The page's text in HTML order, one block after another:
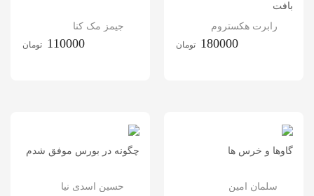
بافت
رابرت هکستروم
180000 تومان
جیمز مک کنا
110000 تومان
گاوها و خرس ها
سلمان امین
چگونه در بورس موفق شدم
حسین اسدی نیا